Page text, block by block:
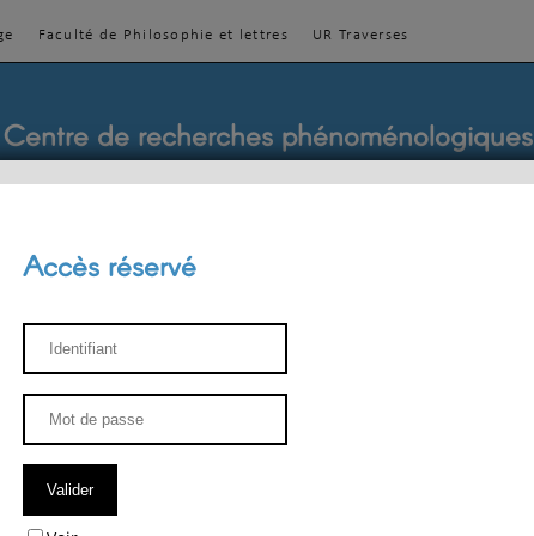
Faculté de Philosophie et lettres UR Traverses
Centre de recherches phénoménologiques
ENSEIGNEMENT
Accès réservé